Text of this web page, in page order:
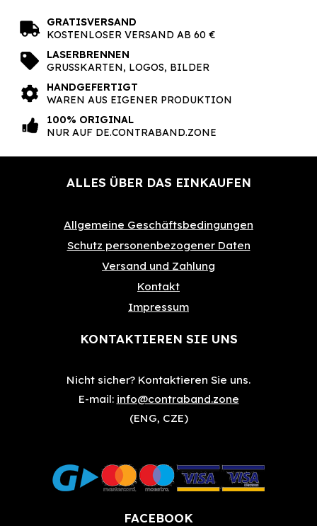
GRATISVERSAND
KOSTENLOSER VERSAND AB 60 €
LASERBRENNEN
GRUSSKARTEN, LOGOS, BILDER
HANDGEFERTIGT
WAREN AUS EIGENER PRODUKTION
100% ORIGINAL
NUR AUF DE.CONTRABAND.ZONE
ALLES ÜBER DAS EINKAUFEN
Allgemeine Geschäftsbedingungen
Schutz personenbezogener Daten
Versand und Zahlung
Kontakt
Impressum
KONTAKTIEREN SIE UNS
Nicht sicher? Kontaktieren Sie uns.
E-mail: info@contraband.zone
(ENG, CZE)
FACEBOOK